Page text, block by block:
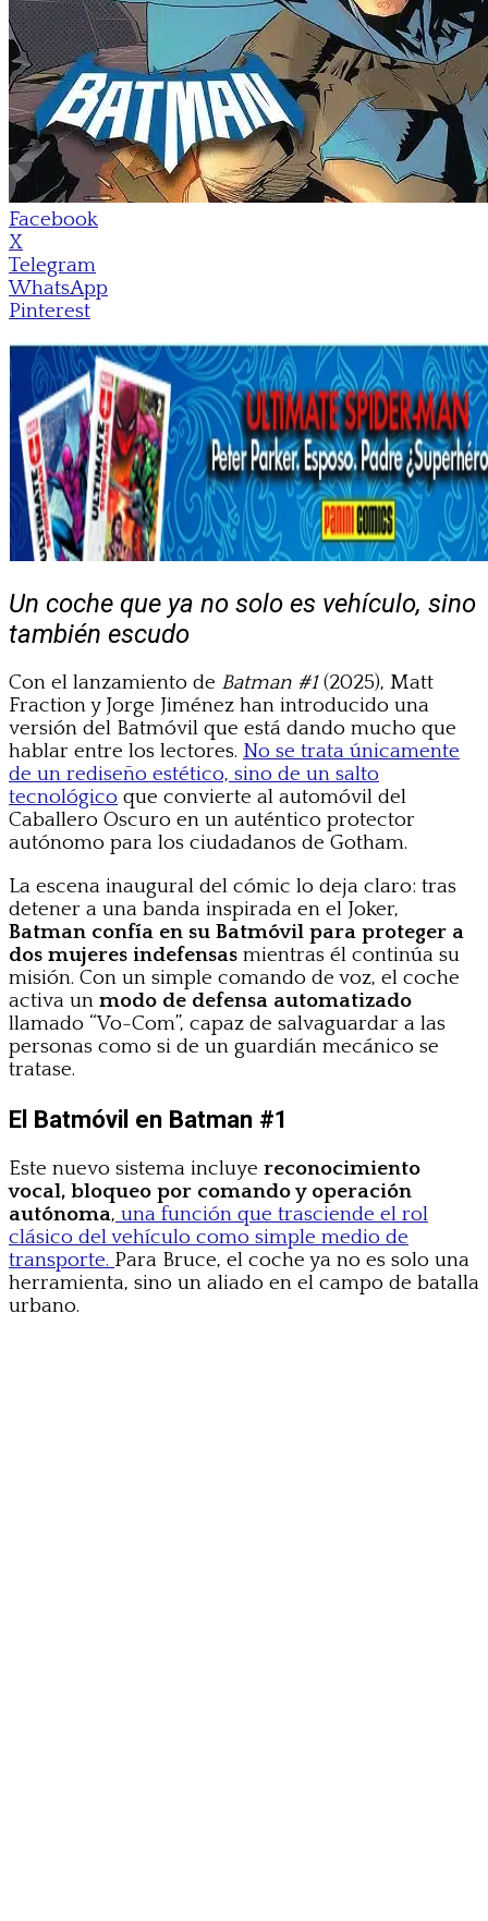
Facebook
X
Telegram
WhatsApp
Pinterest
Un coche que ya no solo es vehículo, sino
también escudo
Con el lanzamiento de Batman #1(2025), Matt
Fraction y Jorge Jiménez han introducido una
versión del Batmóvil que está dando mucho que
hablar entre los lectores. No se trata únicamente
de un rediseño estético, sino de un salto
tecnológico que convierte al automóvil del
Caballero Oscuro en un auténtico protector
autónomo para los ciudadanos de Gotham.
La escena inaugural del cómic lo deja claro: tras
detener a una banda inspirada en el Joker,
Batman confía en su Batmóvil para proteger a
dos mujeres indefensas mientras él continúa su
misión. Con un simple comando de voz, el coche
activa un modo de defensa automatizado
llamado “Vo-Com”, capaz de salvaguardar a las
personas como si de un guardián mecánico se
tratase.
El Batmóvil en Batman #1
Este nuevo sistema incluye reconocimiento
vocal, bloqueo por comando y operación
autónoma, una función que trasciende el rol
clásico del vehículo como simple medio de
transporte. Para Bruce, el coche ya no es solo una
herramienta, sino un aliado en el campo de batalla
urbano.